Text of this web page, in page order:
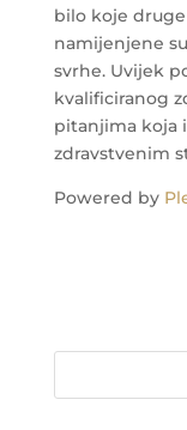
bilo koje
namijenjene
svrhe. Uvijek
kvalificiranog
pitanjima koja
zdravstvenim
Powered by